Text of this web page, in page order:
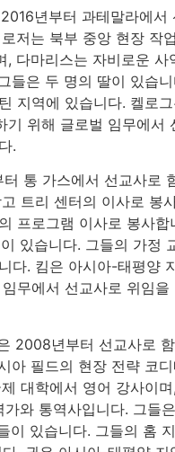
년부터 과테말라에서
저는 북부 중앙 현장 작
, 다마리스는 자비로운 사
들은 두 명의 딸이 있습
지역에 있습니다. 켈로
기 위해 글로벌 임무에서
.
통 가스에서 선교사로
트리 센터의 이사로 봉
프로그램 이사로 봉사합
있습니다. 그들의 가정
다. 킴은 아시아-태평양
무에서 선교사로 위임을
2008년부터 선교사로
아 필드의 현장 전략 코
대학에서 영어 강사이
와 통역사입니다. 그들은
이 있습니다. 그들의 홈